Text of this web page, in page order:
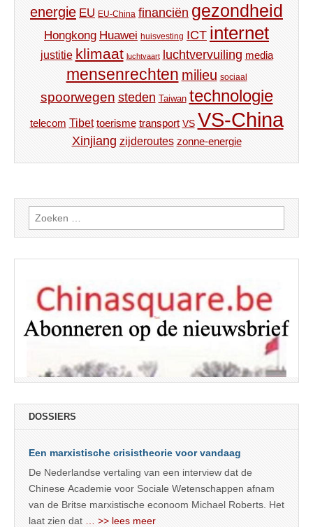
energie EU EU-China financiën gezondheid
Hongkong Huawei huisvesting ICT internet
justitie klimaat luchtvaart luchtvervuiling media
mensenrechten milieu sociaal
spoorwegen steden Taiwan technologie
telecom Tibet toerisme transport VS VS-China
Xinjiang zijderoutes zonne-energie
Zoeken
naar:
DOSSIERS
Een marxistische crisistheorie voor vandaag
De Nederlandse vertaling van een interview dat de
Chinese Academie voor Sociale Wetenschappen afnam
van de Britse marxistische econoom Michael Roberts. Het
laat zien dat
… >> lees meer